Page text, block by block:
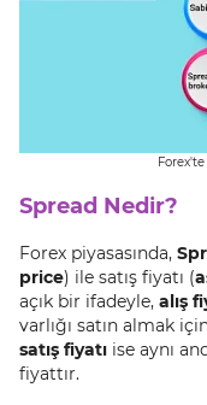
Spread Nedir?
Forex piyasasında,
price) ile satış fiyatı (
açık bir ifadeyle, alış
varlığı satın almak
satış fiyatı ise aynı
fiyattır.